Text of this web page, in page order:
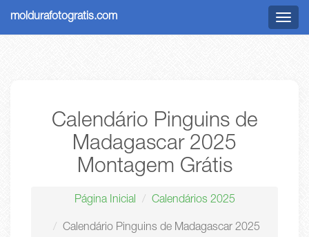
Menu
moldurafotogratis.com
Calendário Pinguins de
Madagascar 2025
Montagem Grátis
Página Inicial Calendários 2025
Calendário Pinguins de Madagascar 2025